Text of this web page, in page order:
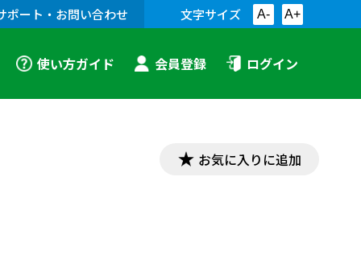
ポート・お問い合わせ 文字サイズ A- A+
使い方ガイド 会員登録 ログイン
お気に入りに追加